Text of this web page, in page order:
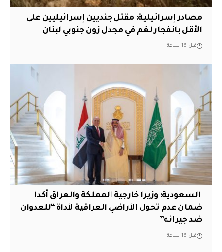
مصادر إسرائيلية: مقتل جنديين إسرائيليين على
الأقل بانفجار لغم في مجدل زون جنوبي لبنان
قبل 16 ساعة
‏ السعودية: وزيرا خارجية المملكة والعراق أكدا
ضمان عدم تحول الأراضي العراقية لأداة “للعدوان
ضد جيرانه”
قبل 16 ساعة